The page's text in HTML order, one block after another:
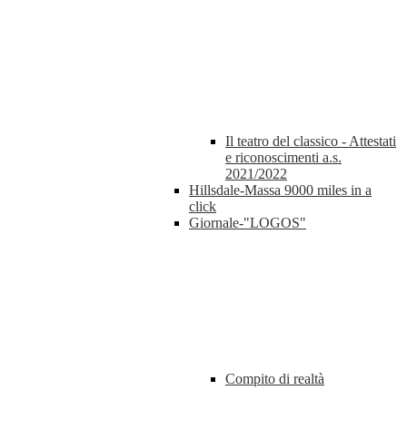
Il teatro del classico - Attestati
e riconoscimenti a.s.
2021/2022
Hillsdale-Massa 9000 miles in a
click
Giornale-"LOGOS"
Compito di realtà